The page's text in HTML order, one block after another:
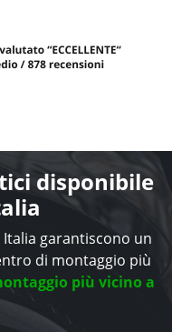
disponibile
garantiscono un
di montaggio più
più vicino a